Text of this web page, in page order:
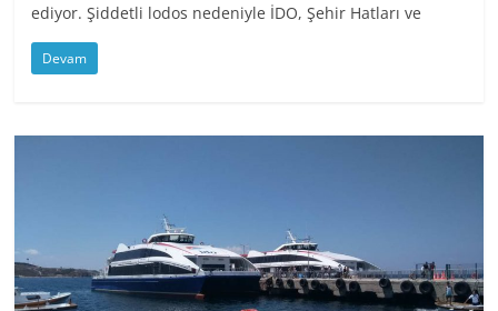
ediyor. Şiddetli lodos nedeniyle İDO, Şehir Hatları ve
Devam